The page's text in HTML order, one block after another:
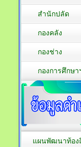
สำนักปลัด
กองคลัง
กองช่าง
กองการศึกษา
แผนพัฒนาท้อง